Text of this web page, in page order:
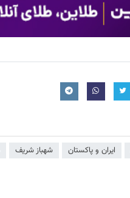
ایران و پاکستان شهباز شریف